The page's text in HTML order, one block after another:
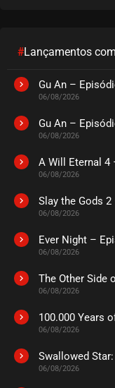
#Lançamentos
Gu An –
06/08/2026
Gu An –
06/08/2026
A Will Eternal 4
06/08/2026
Slay the Gods
06/08/2026
Ever Night –
06/08/2026
The Other Side
06/08/2026
100.000 Years
06/08/2026
Swallowed
06/08/2026